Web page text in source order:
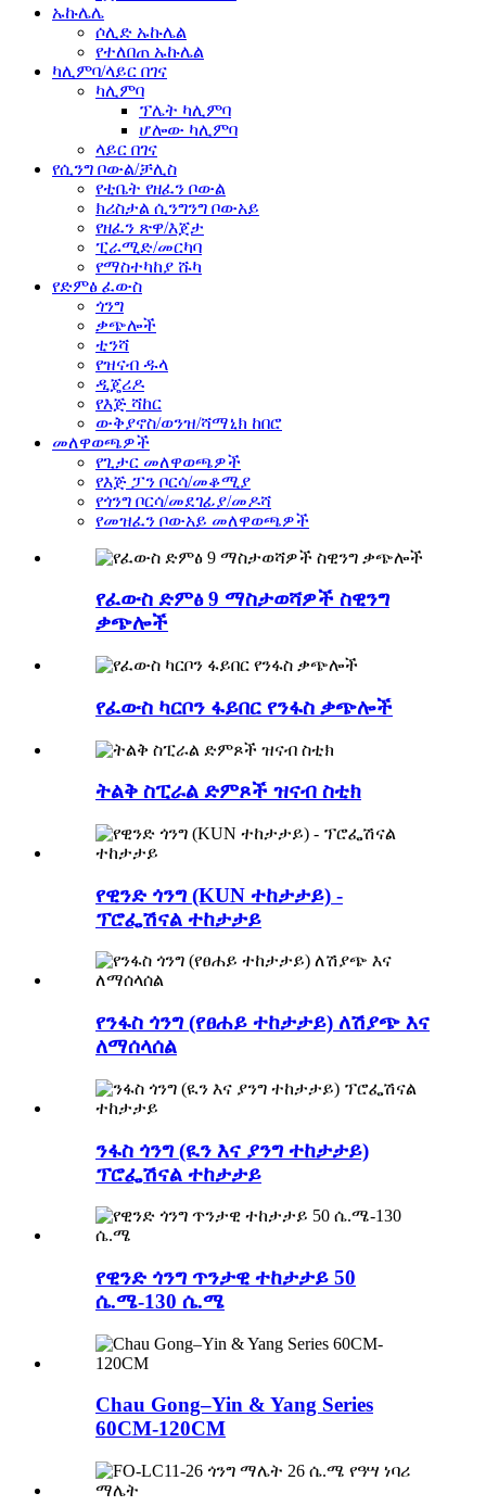
ኡኩሌሌ
ሶሊድ ኡኩሌል
የተለበጠ ኡኩሌል
ካሊምባ/ላይር በገና
ካሊምባ
ፕሌት ካሊምባ
ሆሎው ካሊምባ
ላይር በገና
የሲንግ ቦውል/ቻሊስ
የቲቤት የዘፈን ቦውል
ክሪስታል ሲንግንግ ቦውአይ
የዘፈን ጽዋ/እጀታ
ፒራሚድ/መርካባ
የማስተካከያ ሹካ
የድምፅ ፈውስ
ጎንግ
ቃጭሎች
ቲንሻ
የዝናብ ዱላ
ዲጄሪዶ
የእጅ ሻከር
ውቅያኖስ/ወንዝ/ሻማኒክ ከበሮ
መለዋወጫዎች
የጊታር መለዋወጫዎች
የእጅ ፓን ቦርሳ/መቆሚያ
የጎንግ ቦርሳ/መደገፊያ/መዶሻ
የመዝፈን ቦውአይ መለዋወጫዎች
የፈውስ ድምፅ 9 ማስታወሻዎች ስዊንግ
ቃጭሎች
የፈውስ ካርቦን ፋይበር የንፋስ ቃጭሎች
ትልቅ ስፒራል ድምጾች ዝናብ ስቲክ
የዊንድ ጎንግ (KUN ተከታታይ) -
ፕሮፌሽናል ተከታታይ
የንፋስ ጎንግ (የፀሐይ ተከታታይ) ለሽያጭ እና
ለማሰላሰል
ንፋስ ጎንግ (ዪን እና ያንግ ተከታታይ)
ፕሮፌሽናል ተከታታይ
የዊንድ ጎንግ ጥንታዊ ተከታታይ 50
ሴ.ሜ-130 ሴ.ሜ
Chau Gong–Yin & Yang Series
60CM-120CM